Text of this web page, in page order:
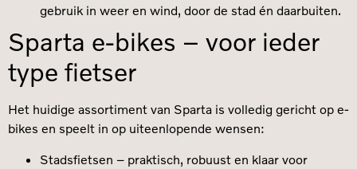
gebruik in weer en wind, door de stad én daarbuiten.
Sparta e-bikes – voor ieder
type fietser
Het huidige assortiment van Sparta is volledig gericht op e-
bikes en speelt in op uiteenlopende wensen:
Stadsfietsen – praktisch, robuust en klaar voor